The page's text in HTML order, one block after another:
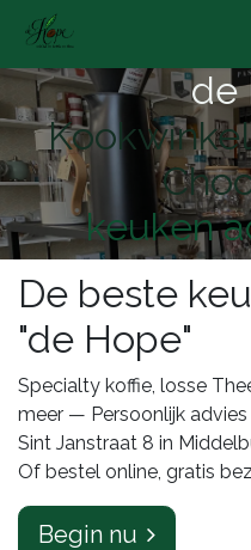
Overslaan naar inhoud
de
keuken
De beste
"de Hope"
Specialty koffie, losse
meer — Persoonlijk
Sint Janstraat 8 in
Of bestel online, gratis
Begin nu